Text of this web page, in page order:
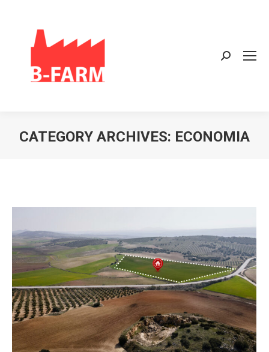
Search:
CATEGORY ARCHIVES: ECONOMIA